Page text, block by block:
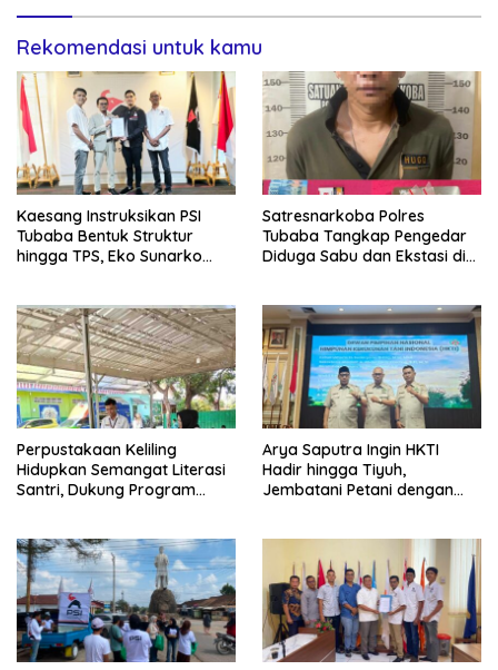
Rekomendasi untuk kamu
Kaesang Instruksikan PSI
Tubaba Bentuk Struktur
hingga TPS, Eko Sunarko
Satresnarkoba Polres
Tubaba Tangkap Pengedar
Diduga Sabu dan Ekstasi di
Perpustakaan Keliling
Hidupkan Semangat Literasi
Santri, Dukung Program
Arya Saputra Ingin HKTI
Hadir hingga Tiyuh,
Jembatani Petani dengan